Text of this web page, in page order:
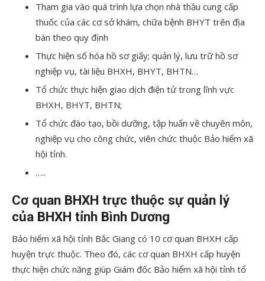
Tham gia vào quá trình lựa chọn nhà thầu cung cấp
thuốc của các cơ sở khám, chữa bệnh BHYT trên địa
bàn theo quy định
Thực hiện số hóa hồ sơ giấy; quản lý, lưu trữ hồ sơ
nghiệp vụ, tài liệu BHXH, BHYT, BHTN…
Tổ chức thực hiện giao dịch điện tử trong lĩnh vực
BHXH, BHYT, BHTN;
Tổ chức đào tạo, bồi dưỡng, tập huấn về chuyên môn,
nghiệp vụ cho công chức, viên chức thuộc Bảo hiểm xã
hội tỉnh.
…..
Cơ quan BHXH trực thuộc sự quản lý
của BHXH tỉnh Bình Dương
Bảo hiểm xã hội tỉnh Bắc Giang có 10 cơ quan BHXH cấp
huyện trực thuộc. Theo đó, các cơ quan BHXH cấp huyện
thực hiện chức năng giúp Giám đốc Bảo hiểm xã hội tỉnh tổ